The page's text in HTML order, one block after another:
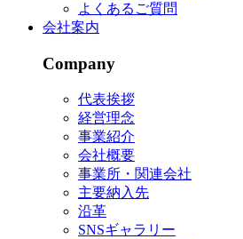
よくあるご質問
会社案内
Company
代表挨拶
経営理念
事業紹介
会社概要
事業所・関連会社
主要納入先
沿革
SNSギャラリー